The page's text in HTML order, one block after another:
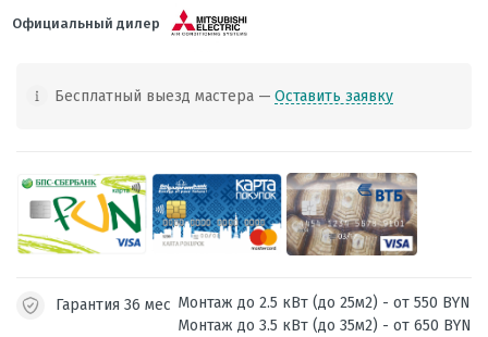
Официальный дилер
Бесплатный выезд мастера — Оставить заявку
Гарантия 36 мес Монтаж до 2.5 кВт (до 25м2) - от 550 BYN
Монтаж до 3.5 кВт (до 35м2) - от 650 BYN